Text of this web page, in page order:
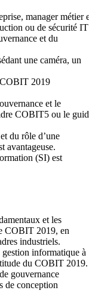
manager métier
ou de sécurité IT
et du
une caméra, un
COBIT 2019
et le
COBIT5 ou le
du rôle d’une
avantageuse.
(SI) est
et les
COBIT 2019, en
industriels.
informatique à
du COBIT 2019.
gouvernance
de conception